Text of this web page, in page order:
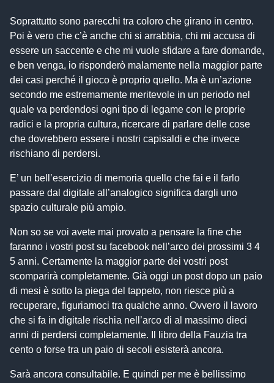
Soprattutto sono parecchi tra coloro che girano in centro.
Poi è vero che c’è anche chi si arrabbia, chi mi accusa di
essere un saccente e che mi vuole sfidare a fare domande,
e ben venga, io risponderò malamente nella maggior parte
dei casi perché il gioco è proprio quello. Ma è un’azione
secondo me estremamente meritevole in un periodo nel
quale va perdendosi ogni tipo di legame con le proprie
radici e la propria cultura, ricercare di parlare delle cose
che dovrebbero essere i nostri capisaldi e che invece
rischiano di perdersi.
E’ un bell’esercizio di memoria quello che fai e il farlo
passare dal digitale all’analogico significa dargli uno
spazio culturale più ampio.
Non so se voi avete mai provato a pensare la fine che
faranno i vostri post su facebook nell’arco dei prossimi 3 4
5 anni. Certamente la maggior parte dei vostri post
scomparirà completamente. Già oggi un post dopo un paio
di mesi è sotto la piega del tappeto, non riesce più a
recuperare, figuriamoci tra qualche anno. Ovvero il lavoro
che si fa in digitale rischia nell’arco di al massimo dieci
anni di perdersi completamente. Il libro della Fauzia tra
cento o forse tra un paio di secoli esisterà ancora.
Sarà ancora consultabile. E quindi per me è bellissimo